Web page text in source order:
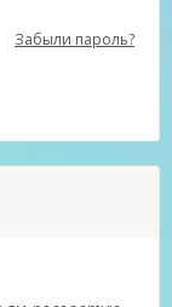
Забыли пароль?